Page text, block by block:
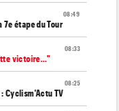
08:49
étape du Tour
08:33
victoire..."
08:25
Cyclism'Actu TV